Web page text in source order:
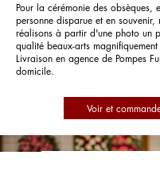
Pour la cérémonie des obsèques,
personne disparue et en souvenir,
réalisons à partir d'une photo un
qualité beaux-arts
Livraison en agence de Pompes
domicile.
Voir et